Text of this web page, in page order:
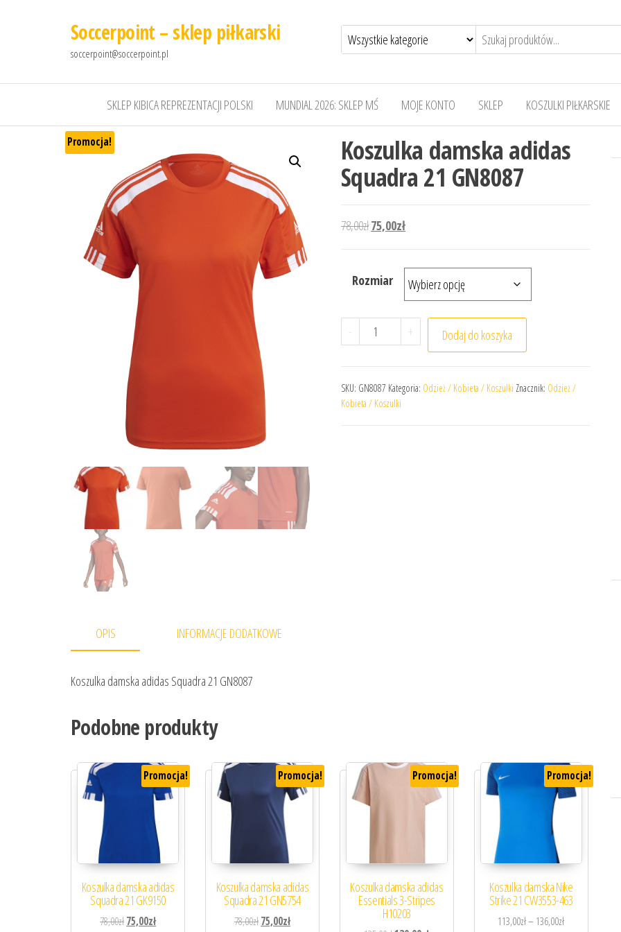
Soccerpoint – sklep piłkarski
soccerpoint@soccerpoint.pl
SKLEP KIBICA REPREZENTACJI POLSKI MUNDIAL 2026: SKLEP MŚ MOJE KONTO SKLEP KOSZULKI PIŁKARSKIE
Promocja! Koszulka damska adidas
Squadra 21 GN8087
78,00złPierwotna cena wynosiła: 78,00zł.
75,00złAktualna cena wynosi: 75,00zł.
Rozmiar
- ilość Koszulka damska adidas Squadra 21 GN8087
+ Dodaj do koszyka
SKU: GN8087 Kategoria: Odzież / Kobieta / Koszulki Znacznik: Odzież /
Kobieta / Koszulki
OPIS INFORMACJE DODATKOWE
Koszulka damska adidas Squadra 21 GN8087
Podobne produkty
Promocja!
Koszulka damska adidas
Squadra 21 GK9150
78,00złPierwotna cena wynosiła: 78,00zł.
75,00złAktualna cena wynosi: 75,00zł.
Promocja!
Koszulka damska adidas
Squadra 21 GN5754
78,00złPierwotna cena wynosiła: 78,00zł.
75,00złAktualna cena wynosi: 75,00zł.
Promocja!
Koszulka damska adidas
Essentials 3-Stripes
H10203
Promocja!
Koszulka damska Nike
Strike 21 CW3553-463
113,00zł– 136,00złZakres cen: od